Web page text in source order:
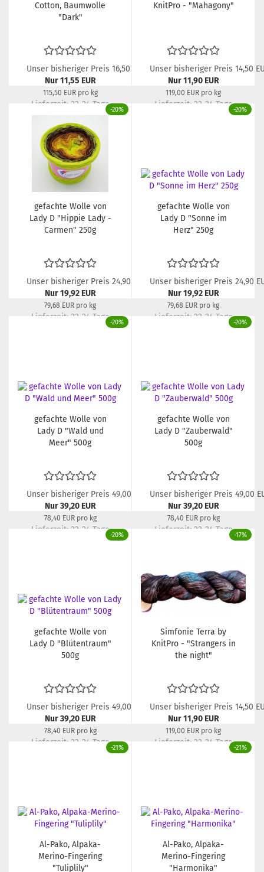
Cotton, Baumwolle
"Dark"
Unser bisheriger Preis 16,50 EUR
Nur 11,55 EUR
115,50 EUR pro kg
Lieferzeit: 22-24 Tage
KnitPro - "Mahagony"
Unser bisheriger Preis 14,50
Nur 11,90 EUR
119,00 EUR pro kg
Lieferzeit: 22-24 Tage
-20%
gefachte Wolle von
Lady D "Hippie Lady -
Carmen" 250g
Unser bisheriger Preis 24,90 EUR
Nur 19,92 EUR
79,68 EUR pro kg
Lieferzeit: 22-24 Tage
-20%
gefachte Wolle von
Lady D "Sonne im
Herz" 250g
Unser bisheriger Preis 24,90
Nur 19,92 EUR
79,68 EUR pro kg
Lieferzeit: 22-24 Tage
-20%
gefachte Wolle von
Lady D "Wald und
Meer" 500g
Unser bisheriger Preis 49,00 EUR
Nur 39,20 EUR
78,40 EUR pro kg
Lieferzeit: 22-24 Tage
-20%
gefachte Wolle von
Lady D "Zauberwald"
500g
Unser bisheriger Preis 49,00
Nur 39,20 EUR
78,40 EUR pro kg
Lieferzeit: 22-24 Tage
-20%
gefachte Wolle von
Lady D "Blütentraum"
500g
Unser bisheriger Preis 49,00 EUR
Nur 39,20 EUR
78,40 EUR pro kg
Lieferzeit: 22-24 Tage
-17%
Simfonie Terra by
KnitPro - "Strangers in
the night"
Unser bisheriger Preis 14,50
Nur 11,90 EUR
119,00 EUR pro kg
Lieferzeit: 22-24 Tage
-21%
Al-Pako, Alpaka-
Merino-Fingering
"Tuliplily"
-21%
Al-Pako, Alpaka-
Merino-Fingering
"Harmonika"